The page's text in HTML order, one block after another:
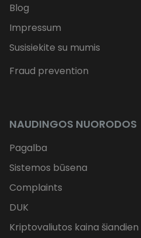
Blog
Impressum
Susisiekite su mumis
Fraud prevention
NAUDINGOS NUORODOS
Pagalba
Sistemos būsena
Complaints
DUK
Kriptovaliutos kaina šiandien